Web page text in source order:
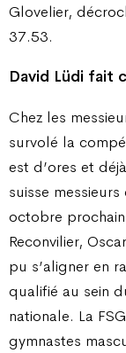
Glovelier,
37.53.
David Lüdi fait
Chez les
survolé la
est d’ores et
suisse
octobre
Reconvilier,
pu s’aligner en
qualifié au sein
nationale. La
gymnastes